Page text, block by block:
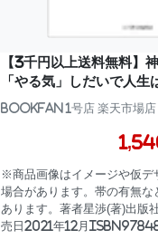
【3千円以上送料無料】
「やる気」しだいで人生
bookfan 1号店 楽天市場店
※商品画像はイメージや仮デ
場合があります。帯の有無な
あります。著者星渉(著)出版
売日2021年12月